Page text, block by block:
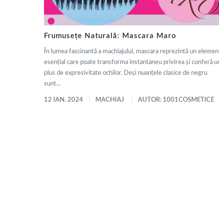
Frumusețe Naturală: Mascara Maro
În lumea fascinantă a machiajului, mascara reprezintă un
esențial care poate transforma instantaneu privirea și conferă
plus de expresivitate ochilor. Deși nuanțele clasice de negru
sunt...
12 IAN. 2024 MACHIAJ AUTOR: 1001COSMETICE